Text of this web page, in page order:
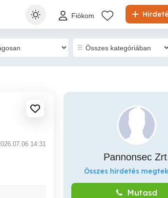
Fiókom
14:31
Pannonsec
Összes hirdetés
Mutasd